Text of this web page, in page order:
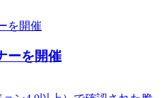
ーを開催